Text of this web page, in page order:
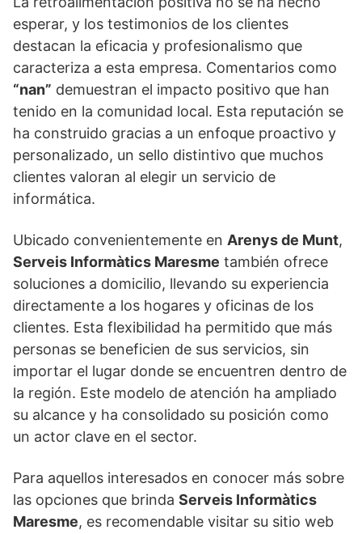
esperar, y los testimonios de los clientes
destacan la eficacia y profesionalismo que
caracteriza a esta empresa. Comentarios como
“nan” demuestran el impacto positivo que han
tenido en la comunidad local. Esta reputación se
ha construido gracias a un enfoque proactivo y
personalizado, un sello distintivo que muchos
clientes valoran al elegir un servicio de
informática.
Ubicado convenientemente en Arenys de Munt,
Serveis Informàtics Maresme también ofrece
soluciones a domicilio, llevando su experiencia
directamente a los hogares y oficinas de los
clientes. Esta flexibilidad ha permitido que más
personas se beneficien de sus servicios, sin
importar el lugar donde se encuentren dentro de
la región. Este modelo de atención ha ampliado
su alcance y ha consolidado su posición como
un actor clave en el sector.
Para aquellos interesados en conocer más sobre
las opciones que brinda Serveis Informàtics
Maresme, es recomendable visitar su sitio web